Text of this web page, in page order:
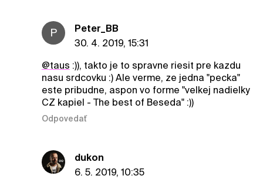
P
Peter_BB
30. 4. 2019, 15:31
@taus :)), takto je to spravne riesit pre kazdu
nasu srdcovku :) Ale verme, ze jedna "pecka"
este pribudne, aspon vo forme "velkej nadielky
CZ kapiel - The best of Beseda" :))
Odpovedať
dukon
6. 5. 2019, 10:35